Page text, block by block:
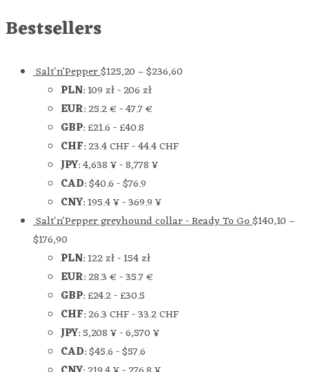
Bestsellers
Salt'n'Pepper$125,20–$236,60
PLN:109 zł-206 zł
EUR:25.2 €-47.7 €
GBP:£21.6-£40.8
CHF:23.4 CHF-44.4 CHF
JPY:4,638 ¥-8,778 ¥
CAD:$40.6-$76.9
CNY:195.4 ¥-369.9 ¥
Salt'n'Pepper greyhound collar - Ready To Go$140,10–
$176,90
PLN:122 zł-154 zł
EUR:28.3 €-35.7 €
GBP:£24.2-£30.5
CHF:26.3 CHF-33.2 CHF
JPY:5,208 ¥-6,570 ¥
CAD:$45.6-$57.6